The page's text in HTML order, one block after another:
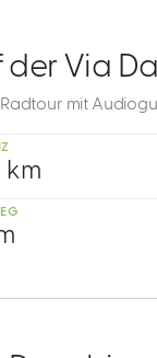
der Via
Radtour mit
km